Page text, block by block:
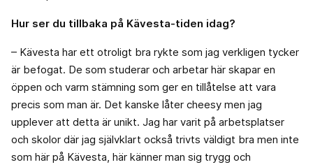
Hur ser du tillbaka på Kävesta-tiden idag?
– Kävesta har ett otroligt bra rykte som jag verkligen tycker
är befogat. De som studerar och arbetar här skapar en
öppen och varm stämning som ger en tillåtelse att vara
precis som man är. Det kanske låter cheesy men jag
upplever att detta är unikt. Jag har varit på arbetsplatser
och skolor där jag självklart också trivts väldigt bra men inte
som här på Kävesta, här känner man sig trygg och